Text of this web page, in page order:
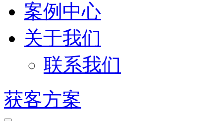
案例中心
关于我们
联系我们
获客方案